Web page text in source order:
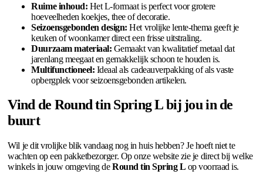
Ruime inhoud: Het L-formaat is perfect voor grotere
hoeveelheden koekjes, thee of decoratie.
Seizoensgebonden design: Het vrolijke lente-thema geeft je
keuken of woonkamer direct een frisse uitstraling.
Duurzaam materiaal: Gemaakt van kwalitatief metaal dat
jarenlang meegaat en gemakkelijk schoon te houden is.
Multifunctioneel: Ideaal als cadeauverpakking of als vaste
opbergplek voor seizoensgebonden artikelen.
Vind de Round tin Spring L bij jou in de
buurt
Wil je dit vrolijke blik vandaag nog in huis hebben? Je hoeft niet te
wachten op een pakketbezorger. Op onze website zie je direct bij welke
winkels in jouw omgeving deRound tin Spring L op voorraad is.